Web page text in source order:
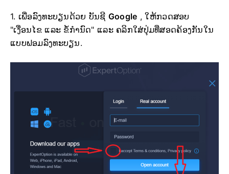
1. ເພື່ອລົງທະບຽນດ້ວຍ ບັນຊີ Google , ໃຫ້ກວດສອບ
"ເງື່ອນໄຂ ແລະ ຂໍ້ກຳນົດ" ແລະ ຄລິກໃສ່ປຸ່ມທີ່ສອດຄ້ອງກັນໃນ
ແບບຟອມລົງທະບຽນ.